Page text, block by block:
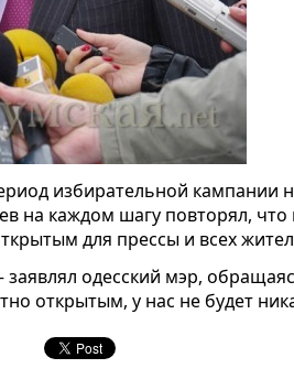
избирательной кампании
на каждом шагу повторял,
для прессы и всех
одесский мэр,
открытым, у нас не будет